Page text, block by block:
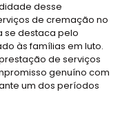
desse
de cremação no
se destaca pelo
às famílias em luto.
de serviços
genuíno com
um dos períodos